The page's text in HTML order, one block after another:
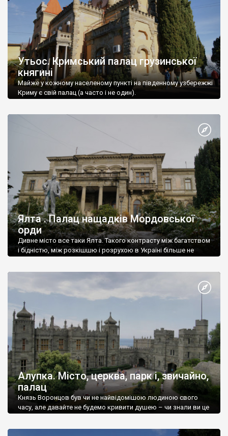
Утьос. Кримський палац грузинської
княгині
Майже у кожному населеному пункті на південному узбережжі
Криму є свій палац (а часто і не один).
Ялта . Палац нащадків Мордовської
орди
Дивне місто все таки Ялта. Такого контрасту між багатством
і бідністю, між розкішшю і розрухою в Україні більше не
Алупка. Місто, церква, парк і, звичайно,
палац
Князь Воронцов був чи не найвідомішою людиною свого
часу, але давайте не будемо кривити душею – чи знали ви це